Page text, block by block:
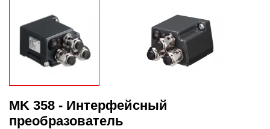
MK 358 - Интерфейсный
преобразователь